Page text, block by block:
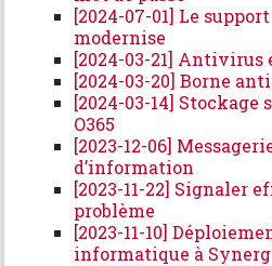
[2024-07-01] Le
modernise
[2024-03-21] Antivirus
[2024-03-20] Borne
[2024-03-14]
O365
[2023-12-06]
d’information
[2023-11-22] Signaler
problème
[2023-11-10]
informatique à